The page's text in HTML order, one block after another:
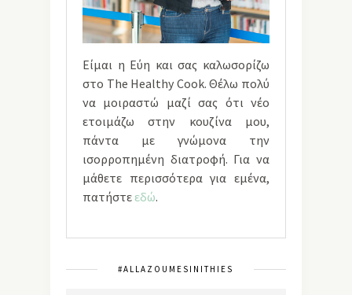
Είμαι η Εύη και σας καλωσορίζω
στο The Healthy Cook. Θέλω πολύ
να μοιραστώ μαζί σας ότι νέο
ετοιμάζω στην κουζίνα μου,
πάντα με γνώμονα την
ισορροπημένη διατροφή. Για να
μάθετε περισσότερα για εμένα,
πατήστε εδώ.
#ALLAZOUMESINITHIES